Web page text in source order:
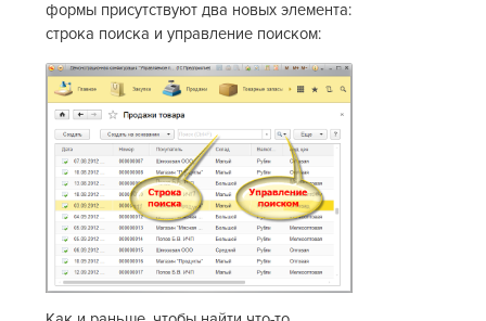
формы присутствуют два новых элемента:
строка поиска и управление поиском: